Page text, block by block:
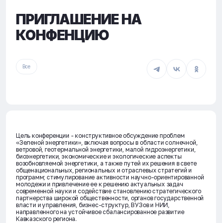
ПРИГЛАШЕНИЕ НА
КОНФЕНЦИЮ
Все
Цель конференции - конструктивное обсуждение проблем
«Зеленой энергетики», включая вопросы в области солнечной,
ветровой, геотермальной энергетики, малой гидроэнергетики,
биоэнергетики, экономические и экологические аспекты
возобновляемой энергетики, а также путей их решения в свете
общенациональных, региональных и отраслевых стратегий и
программ; стимулирование активности научно-ориентированной
молодежи и привлечение ее к решению актуальных задач
современной науки и содействие становлению стратегического
партнерства широкой общественности, органов государственной
власти и управления, бизнес-структур, ВУЗов и НИИ,
направленного на устойчивое сбалансированное развитие
Кавказского региона.